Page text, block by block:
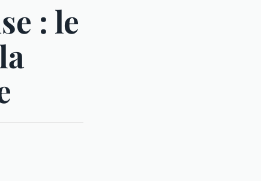
: le